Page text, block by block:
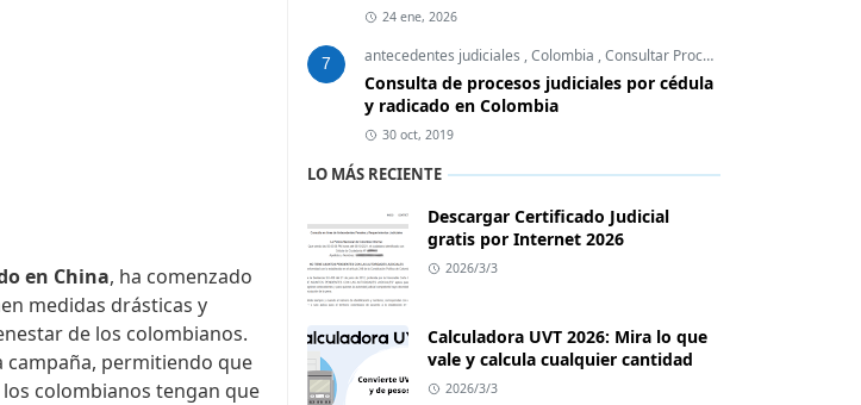
en China, ha comenzado
medidas drásticas y
de los colombianos.
campaña, permitiendo que
los colombianos tengan que
24 ene, 2026
7 antecedentes judiciales ,Colombia ,Consultar Procesos Judiciales
Consulta de procesos judiciales por cédula
y radicado en Colombia
30 oct, 2019
LO MÁS RECIENTE
Descargar Certificado Judicial
gratis por Internet 2026
2026/3/3
Calculadora UVT 2026: Mira lo que
vale y calcula cualquier cantidad
2026/3/3